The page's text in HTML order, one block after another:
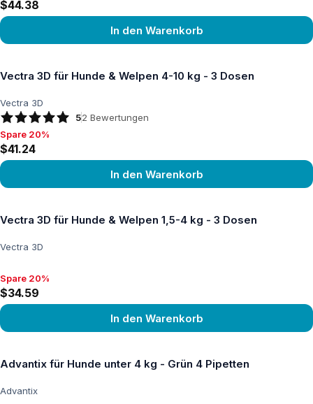
$44.38
In den Warenkorb
Vectra 3D für Hunde & Welpen 4-10 kg - 3 Dosen
Vectra 3D
52 Bewertungen
Spare 20%, $41.24
Spare 20%
$41.24
In den Warenkorb
Vectra 3D für Hunde & Welpen 1,5-4 kg - 3 Dosen
Vectra 3D
Spare 20%, $34.59
Spare 20%
$34.59
In den Warenkorb
Advantix für Hunde unter 4 kg - Grün 4 Pipetten
Advantix